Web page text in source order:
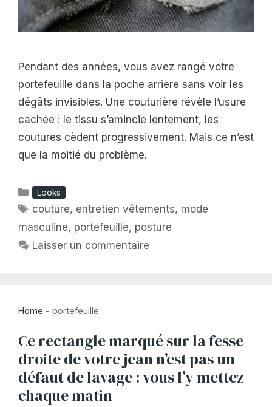
Pendant des années, vous avez rangé votre
portefeuille dans la poche arrière sans voir les
dégâts invisibles. Une couturière révèle l’usure
cachée : le tissu s’amincie lentement, les
coutures cèdent progressivement. Mais ce n’est
que la moitié du problème.
Catégories
Looks
Étiquettes
couture, entretien vêtements, mode
masculine, portefeuille, posture
Laisser un commentaire
Home - portefeuille
Ce rectangle marqué sur la fesse
droite de votre jean n’est pas un
défaut de lavage : vous l’y mettez
chaque matin